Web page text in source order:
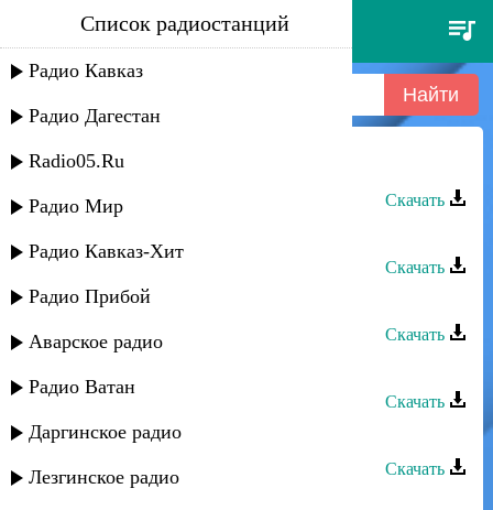
звезды сергокалы - track 03
Список радиостанций
Радио Кавказ
Радио Дагестан
Radio05.Ru
Радио Мир
Радио Кавказ-Хит
Радио Прибой
Аварское радио
Радио Ватан
Даргинское радио
Лезгинское радио
Звезды Сергокалы - Track 03
Скачать
Скачать
Звезды Сергокалы - Track 10
Скачать
Скачать
Звезды Сергокалы - Track 08
Скачать